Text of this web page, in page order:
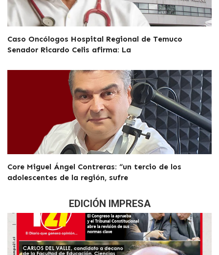
Caso Oncólogos Hospital Regional de Temuco
Senador Ricardo Celis afirma: La
Core Miguel Ángel Contreras: “un tercio de los
adolescentes de la región, sufre
EDICIÓN IMPRESA